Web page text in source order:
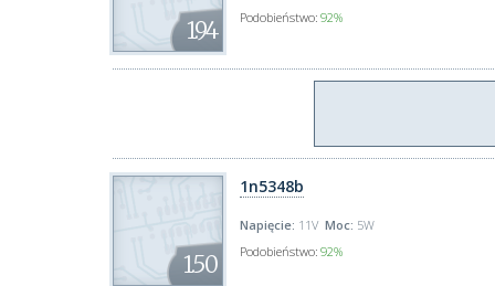
1.94
Podobieństwo: 92%
1.50
1n5348b
Napięcie: 11V Moc: 5W
Podobieństwo: 92%